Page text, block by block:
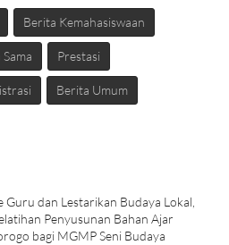
Berita Kemahasiswaan
Prestasi
Berita Umum
dan Lestarikan Budaya Lokal,
Penyusunan Bahan Ajar
bagi MGMP Seni Budaya